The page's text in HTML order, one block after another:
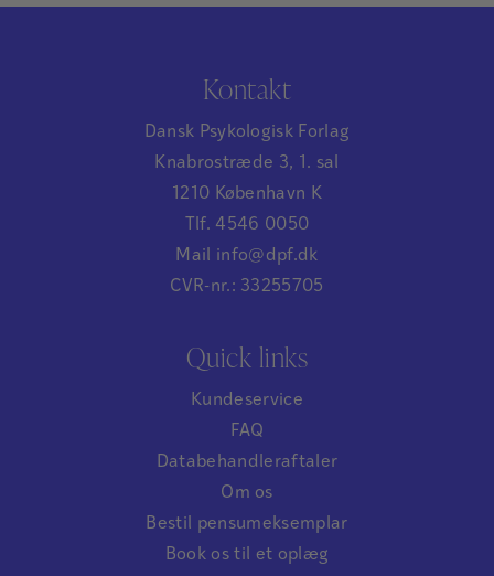
Kontakt
Dansk Psykologisk Forlag
Knabrostræde 3, 1. sal
1210 København K
Tlf. 4546 0050
Mail info@dpf.dk
CVR-nr.: 33255705
Quick links
Kundeservice
FAQ
Databehandleraftaler
Om os
Bestil pensumeksemplar
Book os til et oplæg